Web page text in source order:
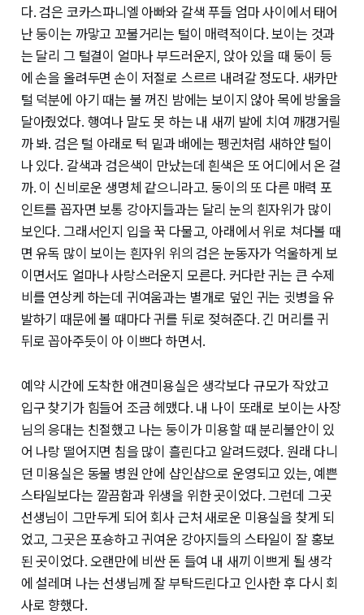
다. 검은 코카스파니엘 아빠와 갈색 푸들 엄마 사이에서 태어
난 둥이는 까맣고 꼬불거리는 털이 매력적이다. 보이는 것과
는 달리 그 털결이 얼마나 부드러운지, 앉아 있을 때 둥이 등
에 손을 올려두면 손이 저절로 스르르 내려갈 정도다. 새카만
털 덕분에 아기 때는 불 꺼진 밤에는 보이지 않아 목에 방울을
달아줬었다. 행여나 말도 못 하는 내 새끼 발에 치여 깨갱거릴
까 봐. 검은 털 아래로 턱 밑과 배에는 펭귄처럼 새하얀 털이
나 있다. 갈색과 검은색이 만났는데 흰색은 또 어디에서 온 걸
까. 이 신비로운 생명체 같으니라고. 둥이의 또 다른 매력 포
인트를 꼽자면 보통 강아지들과는 달리 눈의 흰자위가 많이
보인다. 그래서인지 입을 꾹 다물고, 아래에서 위로 쳐다볼 때
면 유독 많이 보이는 흰자위 위의 검은 눈동자가 억울하게 보
이면서도 얼마나 사랑스러운지 모른다. 커다란 귀는 큰 수제
비를 연상케 하는데 귀여움과는 별개로 덮인 귀는 귓병을 유
발하기 때문에 볼 때마다 귀를 뒤로 젖혀준다. 긴 머리를 귀
뒤로 꼽아주듯이 아 이쁘다 하면서.
예약 시간에 도착한 애견미용실은 생각보다 규모가 작았고
입구 찾기가 힘들어 조금 헤맸다. 내 나이 또래로 보이는 사장
님의 응대는 친절했고 나는 둥이가 미용할 때 분리불안이 있
어 나랑 떨어지면 침을 많이 흘린다고 알려드렸다. 원래 다니
던 미용실은 동물 병원 안에 샵인샵으로 운영되고 있는, 예쁜
스타일보다는 깔끔함과 위생을 위한 곳이었다. 그런데 그곳
선생님이 그만두게 되어 회사 근처 새로운 미용실을 찾게 되
었고, 그곳은 포숑하고 귀여운 강아지들의 스타일이 잘 홍보
된 곳이었다. 오랜만에 비싼 돈 들여 내 새끼 이쁘게 될 생각
에 설레며 나는 선생님께 잘 부탁드린다고 인사한 후 다시 회
사로 향했다.